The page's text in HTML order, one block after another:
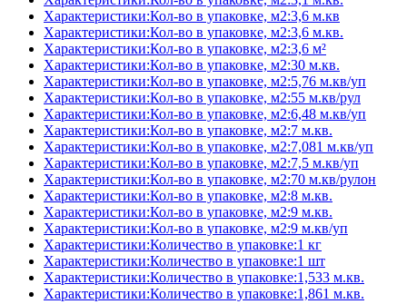
Характеристики:Кол-во в упаковке, м2:3,6 м.кв
Характеристики:Кол-во в упаковке, м2:3,6 м.кв.
Характеристики:Кол-во в упаковке, м2:3,6 м²
Характеристики:Кол-во в упаковке, м2:30 м.кв.
Характеристики:Кол-во в упаковке, м2:5,76 м.кв/уп
Характеристики:Кол-во в упаковке, м2:55 м.кв/рул
Характеристики:Кол-во в упаковке, м2:6,48 м.кв/уп
Характеристики:Кол-во в упаковке, м2:7 м.кв.
Характеристики:Кол-во в упаковке, м2:7,081 м.кв/уп
Характеристики:Кол-во в упаковке, м2:7,5 м.кв/уп
Характеристики:Кол-во в упаковке, м2:70 м.кв/рулон
Характеристики:Кол-во в упаковке, м2:8 м.кв.
Характеристики:Кол-во в упаковке, м2:9 м.кв.
Характеристики:Кол-во в упаковке, м2:9 м.кв/уп
Характеристики:Количество в упаковке:1 кг
Характеристики:Количество в упаковке:1 шт
Характеристики:Количество в упаковке:1,533 м.кв.
Характеристики:Количество в упаковке:1,861 м.кв.